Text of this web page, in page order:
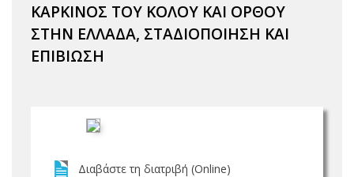
ΚΑΡΚΙΝΟΣ ΤΟΥ ΚΟΛΟΥ ΚΑΙ ΟΡΘΟΥ
ΣΤΗΝ ΕΛΛΑΔΑ, ΣΤΑΔΙΟΠΟΙΗΣΗ ΚΑΙ
ΕΠΙΒΙΩΣΗ
Διαβάστε τη διατριβή (Online)